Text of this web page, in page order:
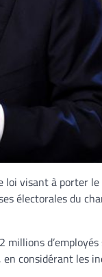
loi visant à porter
électorales du
considérant les